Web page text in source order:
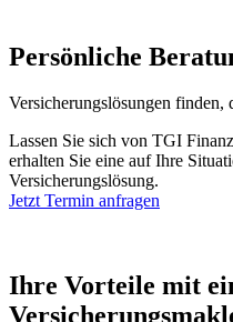
Persönliche
Versicherungslösungen finden,
Lassen Sie sich von TGI
erhalten Sie eine auf Ihre
Versicherungslösung.
Jetzt Termin anfragen
Ihre Vorteile mit